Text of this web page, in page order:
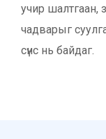
учир шалтгаан,
чадварыг
сүнс нь байдаг.